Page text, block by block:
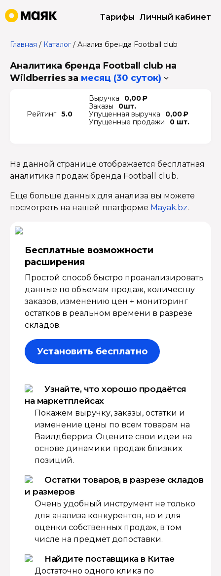
Тарифы Личный кабинет
Главная / Каталог/ Анализ бренда Football club
Аналитика бренда Football club на
Wildberries за месяц (30 суток)
Рейтинг 5.0
Выручка
0,00 ₽
Заказы
0шт.
Упущенная выручка
0,00 ₽
Упущенные продажи
0 шт.
На данной странице отображается бесплатная
аналитика продаж бренда Football club.
Еще больше данных для анализа вы можете
посмотреть на нашей платформе Mayak.bz.
Бесплатные возмож­ности
расширения
Простой способ быстро проанализировать
данные по объемам продаж, количеству
заказов, изменению цен + мониторинг
остатков в реальном времени в разрезе
складов.
Установить бесплатно
Узнайте, что хорошо продаётся
на маркетплейсах
Покажем выручку, заказы, остатки и
изменение цены по всем товарам на
Ваилдберриз. Оцените свои идеи на
основе динамики продаж близких
позиций.
Остатки товаров, в разрезе складов
и размеров
Очень удобный инструмент не только
для анализа конкурентов, но и для
оценки собственных продаж, в том
числе на предмет допоставки.
Найдите поставщика в Китае
Достаточно одного клика по